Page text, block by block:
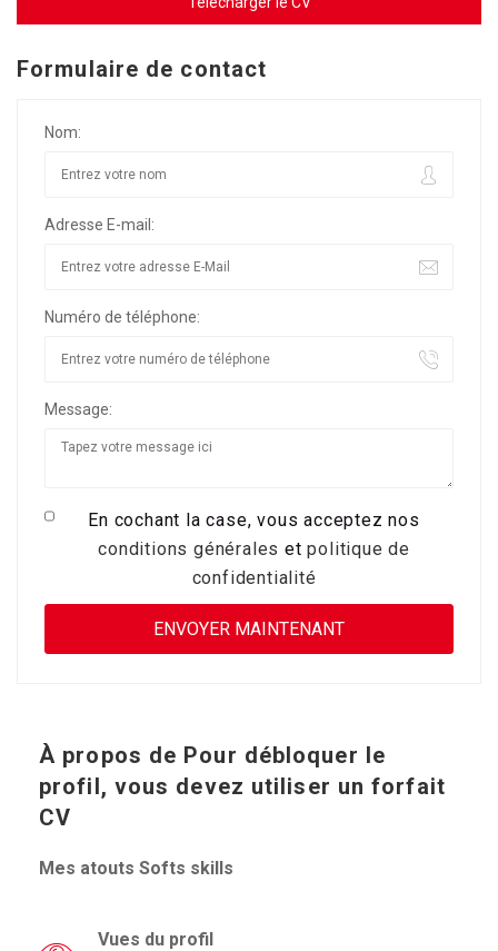
Formulaire de contact
Nom:
Adresse E-mail:
Numéro de téléphone:
Message:
En cochant la case, vous acceptez nos
conditions générales etpolitique de
confidentialité
À propos de Pour débloquer le
profil, vous devez utiliser un forfait
CV
Mes atouts Softs skills
Vues du profil